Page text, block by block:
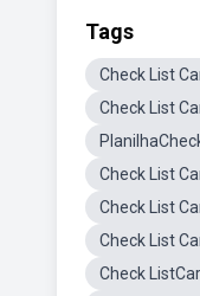
Tags
Check List
Check List
Check List
Check List
Check List
Check